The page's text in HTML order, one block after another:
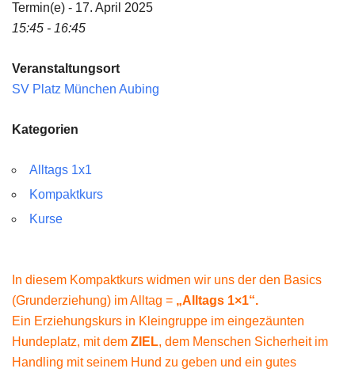
Termin(e) - 17. April 2025
15:45 - 16:45
Veranstaltungsort
SV Platz München Aubing
Kategorien
Alltags 1x1
Kompaktkurs
Kurse
In diesem Kompaktkurs widmen wir uns der den Basics
(Grunderziehung) im Alltag = „Alltags 1×1“.
Ein Erziehungskurs in Kleingruppe im eingezäunten
Hundeplatz, mit dem ZIEL, dem Menschen Sicherheit im
Handling mit seinem Hund zu geben und ein gutes